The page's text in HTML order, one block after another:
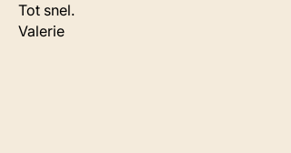
Tot snel.
Valerie